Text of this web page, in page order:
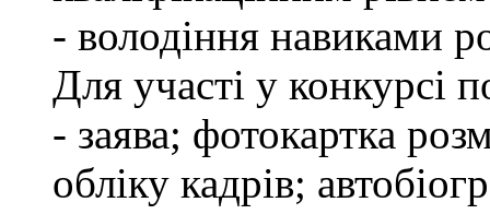
- володіння навиками
Для участі у конкурсі
- заява; фотокартка
обліку кадрів;